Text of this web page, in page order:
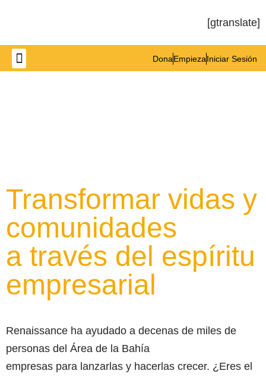
[gtranslate]
DonaEmpiezaIniciar Sesión
Transformar vidas y
comunidades
a través del espíritu
empresarial
Renaissance ha ayudado a decenas de miles de
personas del Área de la Bahía
empresas para lanzarlas y hacerlas crecer. ¿Eres el